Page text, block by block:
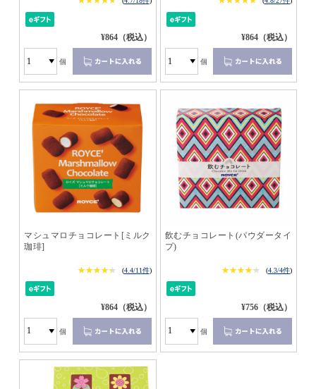
¥864（税込）
個
¥864（税込）
個
マシュマロチョコレート[ミルク
珈琲]
★★★★★
★★★★★ (4.4/11件)
¥864（税込）
個
飲むチョコレート(パウダータイ
プ)
★★★★★
★★★★★ (4.3/4件)
¥756（税込）
個